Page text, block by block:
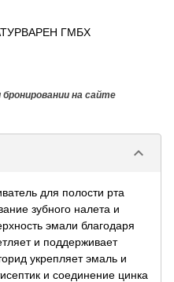
ГМБХ
на сайте
keyboard_arrow_down
для полости рта
зубного налета и
эмали благодаря
и поддерживает
укрепляет эмаль и
и соединение цинка